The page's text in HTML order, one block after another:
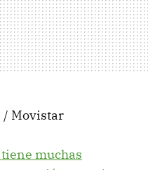
/ Movistar
muchas